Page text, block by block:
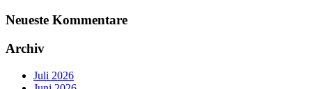
Neueste Kommentare
Archiv
Juli 2026